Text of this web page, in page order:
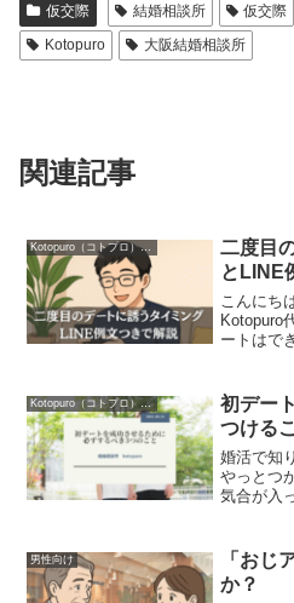
仮交際 結婚相談所 仮交際
Kotopuro
大阪結婚相談所
関連記事
Kotopuro（コトプロ）について
二度目
とLINE
こんにち
Kotopuro
ートはで
もよく聞
い。タイ
Kotopuro（コトプロ）について
初デー
つける
婚活で知
やっとつ
気合が入
とになり
たいもの
男性向け
「おじ
か？